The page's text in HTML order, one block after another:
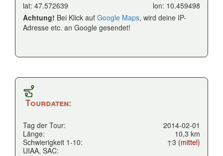
lat: 47.572639
lon: 10.459498
Achtung! Bei Klick auf Google Maps, wird deine IP-
Adresse etc. an Google gesendet!
Tourdaten:
Tag der Tour:
2014-02-01
Länge:
10,3 km
Schwierigkeit 1-10:
↑3 (mittel)
UIAA, SAC: